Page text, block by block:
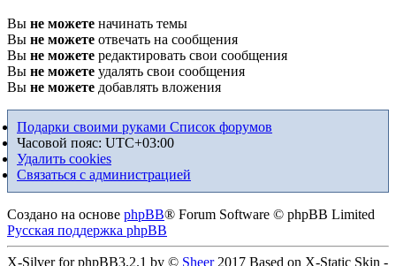
Вы не можете начинать темы
Вы не можете отвечать на сообщения
Вы не можете редактировать свои сообщения
Вы не можете удалять свои сообщения
Вы не можете добавлять вложения
Подарки своими руками Список форумов
Часовой пояс: UTC+03:00
Удалить cookies
Связаться с администрацией
Создано на основе phpBB® Forum Software © phpBB Limited
Русская поддержка phpBB
X-Silver for phpBB3.2.1 by © Sheer2017 Based on X-Static Skin -